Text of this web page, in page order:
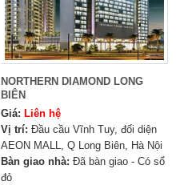
NORTHERN DIAMOND LONG
BIÊN
Giá: Liên hệ
Vị trí: Đầu cầu Vĩnh Tuy, đối diện
AEON MALL, Q Long Biên, Hà Nội
Bàn giao nhà: Đã bàn giao - Có sổ
đỏ